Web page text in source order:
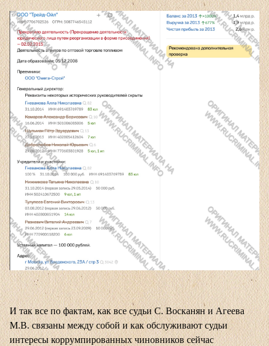
И так все по фактам, как все судьи С. Восканян и Агеева
М.В. связаны между собой и как обслуживают судьи
интересы коррумпированных чиновников сейчас